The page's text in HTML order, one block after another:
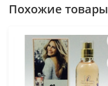
Похожие товары